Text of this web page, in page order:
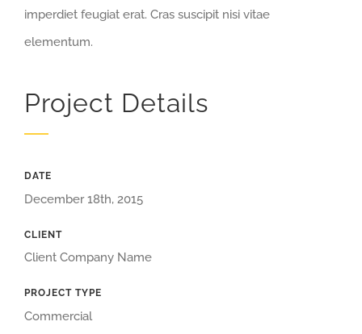
imperdiet feugiat erat. Cras suscipit nisi vitae
elementum.
Project Details
DATE
December 18th, 2015
CLIENT
Client Company Name
PROJECT TYPE
Commercial